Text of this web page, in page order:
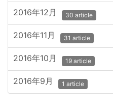
2016年12月 30 article
2016年11月 31 article
2016年10月 19 article
2016年9月 1 article